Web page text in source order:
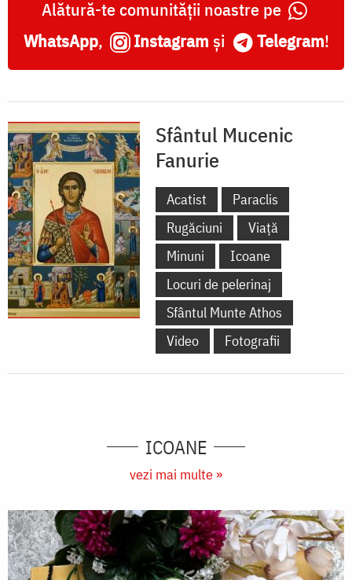
Alătură-te comunității noastre pe
WhatsApp, Instagram și Telegram!
Sfântul Mucenic
Fanurie
Acatist
Paraclis
Rugăciuni
Viață
Minuni
Icoane
Locuri de pelerinaj
Sfântul Munte Athos
Video
Fotografii
ICOANE
vezi mai multe »